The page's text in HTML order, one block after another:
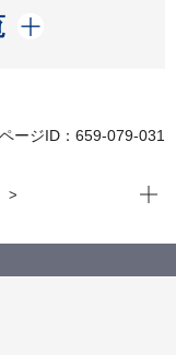
ページID：659-079-031
交流ラウンジ「い
向け開設準備・管
現在